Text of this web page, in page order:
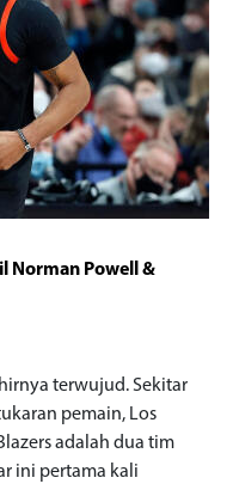
Norman Powell &
terwujud. Sekitar
pemain, Los
adalah dua tim
ini pertama kali